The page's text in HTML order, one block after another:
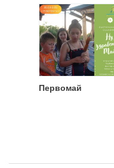
Первомай